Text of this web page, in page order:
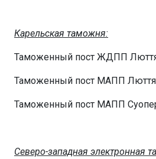
Карельская таможня:
Таможенный пост ЖДПП
Таможенный пост МАПП Люття
Таможенный пост МАПП
Северо-западная электронная